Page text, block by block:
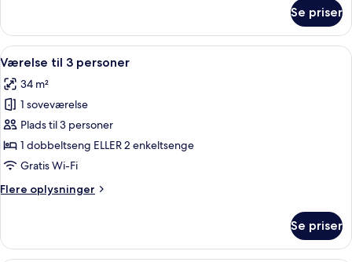
Se priser
Indlæs
alle
billeder
af
Værelse
til
3
Et hotelværelse med to senge, en
4
Værelse til 3 personer
34 m²
1 soveværelse
Plads til 3 personer
1 dobbeltseng ELLER 2 enkeltsenge
Gratis Wi-Fi
Flere oplysninger
Flere
til
Se priser